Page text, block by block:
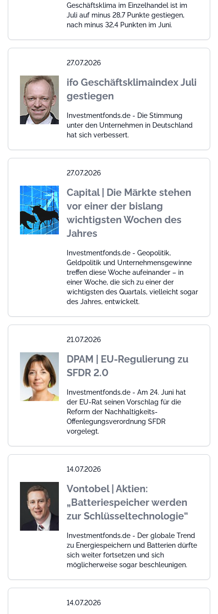
Geschäftsklima im Einzelhandel ist im
Juli auf minus 28,7 Punkte gestiegen,
nach minus 32,4 Punkten im Juni.
27.07.2026
ifo Geschäftsklimaindex Juli
gestiegen
Investmentfonds.de - Die Stimmung
unter den Unternehmen in Deutschland
hat sich verbessert.
27.07.2026
Capital | Die Märkte stehen
vor einer der bislang
wichtigsten Wochen des
Jahres
Investmentfonds.de - Geopolitik,
Geldpolitik und Unternehmensgewinne
treffen diese Woche aufeinander – in
einer Woche, die sich zu einer der
wichtigsten des Quartals, vielleicht sogar
des Jahres, entwickelt.
21.07.2026
DPAM | EU-Regulierung zu
SFDR 2.0
Investmentfonds.de - Am 24. Juni hat
der EU-Rat seinen Vorschlag für die
Reform der Nachhaltigkeits-
Offenlegungsverordnung SFDR
vorgelegt.
14.07.2026
Vontobel | Aktien:
„Batteriespeicher werden
zur Schlüsseltechnologie“
Investmentfonds.de - Der globale Trend
zu Energiespeichern und Batterien dürfte
sich weiter fortsetzen und sich
möglicherweise sogar beschleunigen.
14.07.2026